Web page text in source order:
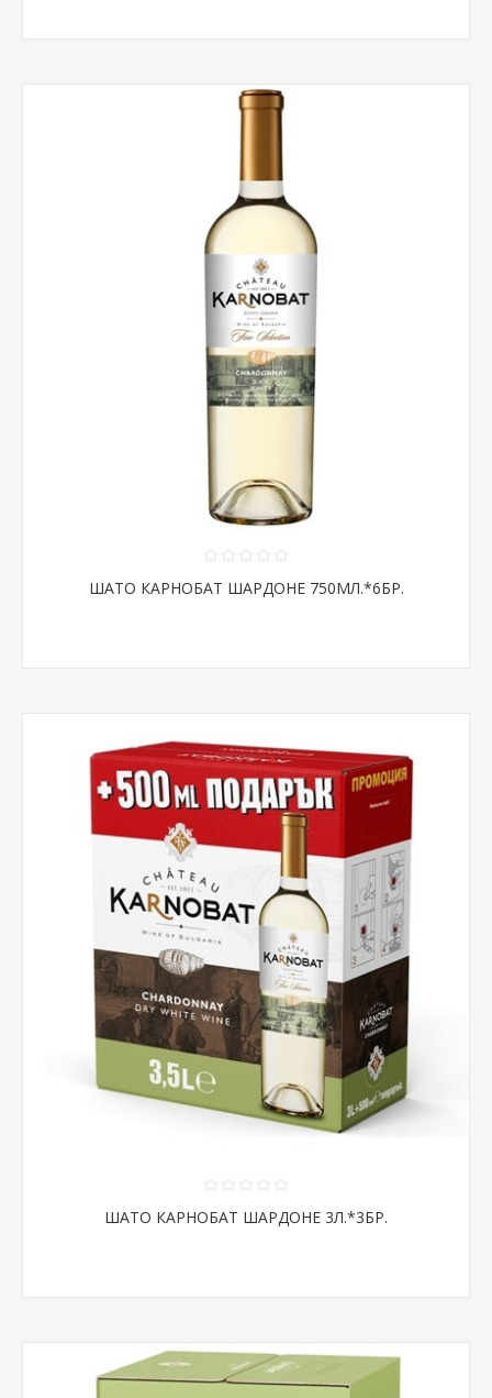
ШАТО КАРНОБАТ ШАРДОНЕ 750МЛ.*6БР.
ШАТО КАРНОБАТ ШАРДОНЕ 3Л.*3БР.